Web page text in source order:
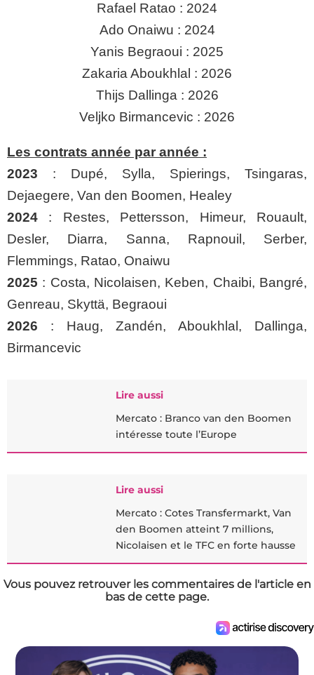
Rafael Ratao : 2024
Ado Onaiwu : 2024
Yanis Begraoui : 2025
Zakaria Aboukhlal : 2026
Thijs Dallinga : 2026
Veljko Birmancevic : 2026
Les contrats année par année :
2023 : Dupé, Sylla, Spierings, Tsingaras,
Dejaegere, Van den Boomen, Healey
2024 : Restes, Pettersson, Himeur, Rouault,
Desler, Diarra, Sanna, Rapnouil, Serber,
Flemmings, Ratao, Onaiwu
2025 : Costa, Nicolaisen, Keben, Chaibi, Bangré,
Genreau, Skyttä, Begraoui
2026 : Haug, Zandén, Aboukhlal, Dallinga,
Birmancevic
Lire aussi
Mercato : Branco van den Boomen
intéresse toute l’Europe
Lire aussi
Mercato : Cotes Transfermarkt, Van
den Boomen atteint 7 millions,
Nicolaisen et le TFC en forte hausse
Vous pouvez retrouver les commentaires de l'article en
bas de cette page.